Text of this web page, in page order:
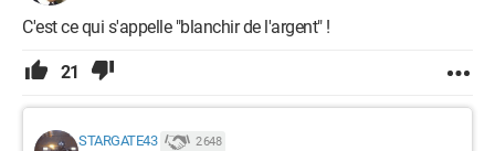
C'est ce qui s'appelle "blanchir de l'argent" !
21
STARGATE43 2 648